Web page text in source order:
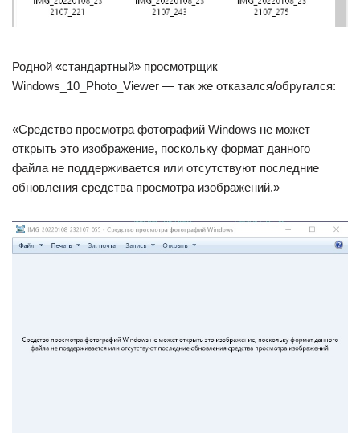
Родной «стандартный» просмотрщик
Windows_10_Photo_Viewer — так же отказался/обругался:
«Средство просмотра фотографий Windows не может
открыть это изображение, поскольку формат данного
файла не поддерживается или отсутствуют последние
обновления средства просмотра изображений.»